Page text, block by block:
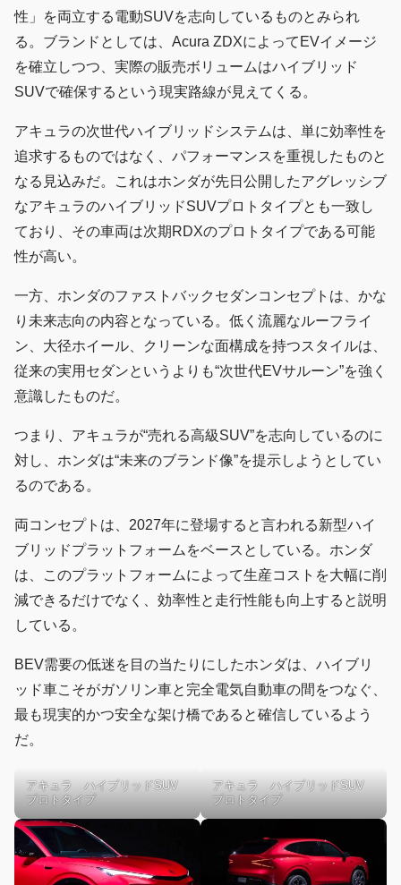
性」を両立する電動SUVを志向しているものとみられ
る。ブランドとしては、Acura ZDXによってEVイメージ
を確立しつつ、実際の販売ボリュームはハイブリッド
SUVで確保するという現実路線が見えてくる。
アキュラの次世代ハイブリッドシステムは、単に効率性を
追求するものではなく、パフォーマンスを重視したものと
なる見込みだ。これはホンダが先日公開したアグレッシブ
なアキュラのハイブリッドSUVプロトタイプとも一致し
ており、その車両は次期RDXのプロトタイプである可能
性が高い。
一方、ホンダのファストバックセダンコンセプトは、かな
り未来志向の内容となっている。低く流麗なルーフライ
ン、大径ホイール、クリーンな面構成を持つスタイルは、
従来の実用セダンというよりも“次世代EVサルーン”を強く
意識したものだ。
つまり、アキュラが“売れる高級SUV”を志向しているのに
対し、ホンダは“未来のブランド像”を提示しようとしてい
るのである。
両コンセプトは、2027年に登場すると言われる新型ハイ
ブリッドプラットフォームをベースとしている。ホンダ
は、このプラットフォームによって生産コストを大幅に削
減できるだけでなく、効率性と走行性能も向上すると説明
している。
BEV需要の低迷を目の当たりにしたホンダは、ハイブリ
ッド車こそがガソリン車と完全電気自動車の間をつなぐ、
最も現実的かつ安全な架け橋であると確信しているよう
だ。
アキュラ ハイブリッドSUV
プロトタイプ
アキュラ ハイブリッドSUV
プロトタイプ